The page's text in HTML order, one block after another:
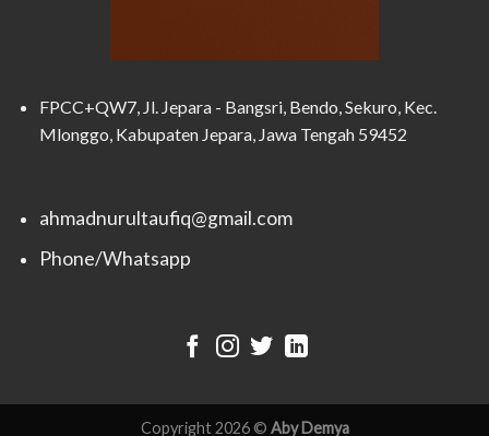
FPCC+QW7, Jl. Jepara - Bangsri, Bendo, Sekuro, Kec.
Mlonggo, Kabupaten Jepara, Jawa Tengah 59452
ahmadnurultaufiq@gmail.com
Phone/Whatsapp
Copyright 2026 © Aby Demya